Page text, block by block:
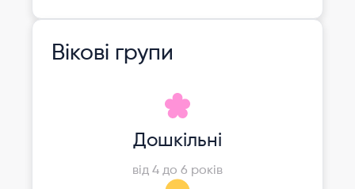
Вікові групи
Дошкільні
від 4 до 6 років